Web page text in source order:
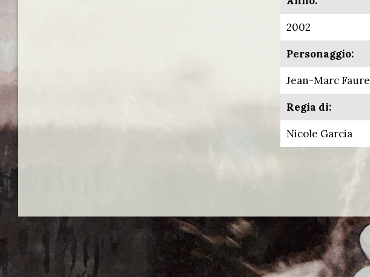
2002
Personaggio:
Jean-Marc Faure
Regia di:
Nicole Garcia